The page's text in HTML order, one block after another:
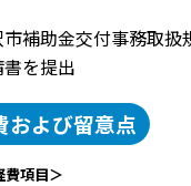
補助金交付事務取扱
を提出
よび留意点
費項目＞